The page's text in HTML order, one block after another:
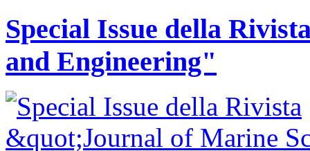
Special Issue della
and Engineering"